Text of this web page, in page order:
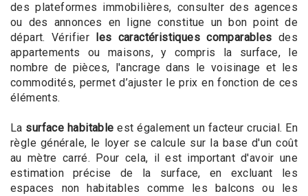
des plateformes immobilières, consulter des agences
ou des annonces en ligne constitue un bon point de
départ. Vérifier les caractéristiques comparables des
appartements ou maisons, y compris la surface, le
nombre de pièces, l'ancrage dans le voisinage et les
commodités, permet d’ajuster le prix en fonction de ces
éléments.
La surface habitable est également un facteur crucial. En
règle générale, le loyer se calcule sur la base d'un coût
au mètre carré. Pour cela, il est important d'avoir une
estimation précise de la surface, en excluant les
espaces non habitables comme les balcons ou les